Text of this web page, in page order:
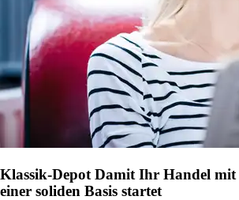
Klassik-Depot Damit Ihr Handel mit
einer soliden Basis startet